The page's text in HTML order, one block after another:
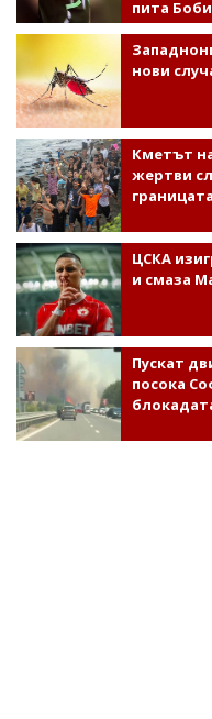
пита
нови
Кметът
жертви
границата
ЦСКА
и смаза
Пускат
посока